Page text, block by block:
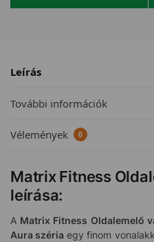
Leírás
További információk
Vélemények 0
Matrix Fitness
leírása:
A Matrix Fitness Oldalemelő
Aura széria egy finom